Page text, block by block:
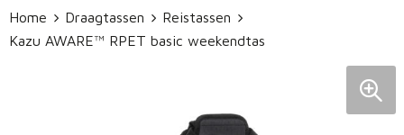
Snoepgoed
Jassen
Autotassen
Home Draagtassen
Reistassen
Kazu AWARE™ RPET basic weekendtas